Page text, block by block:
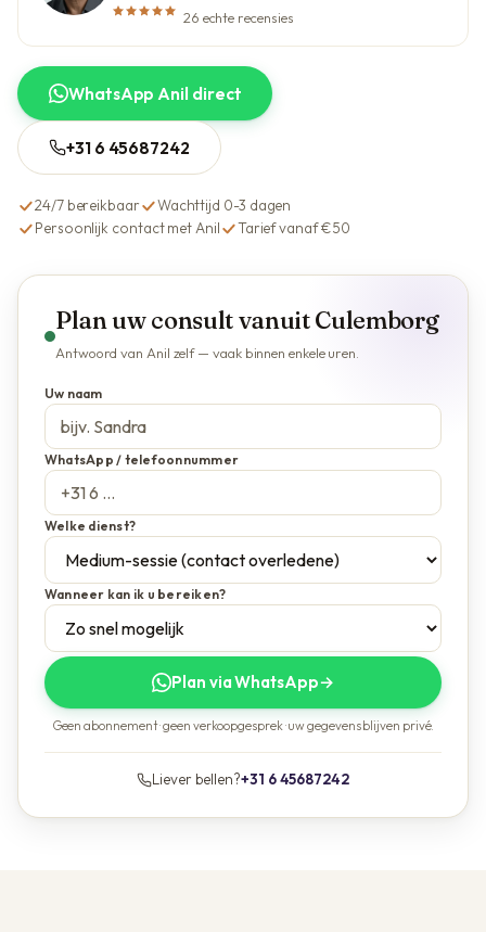
26 echte recensies
WhatsApp Anil direct
+31 6 45687242
24/7 bereikbaar
Wachttijd 0-3 dagen
Persoonlijk contact met Anil
Tarief vanaf €50
Plan uw consult vanuit Culemborg
Antwoord van Anil zelf — vaak binnen enkele uren.
Uw naam
WhatsApp / telefoonnummer
Welke dienst?
Wanneer kan ik u bereiken?
Plan via WhatsApp→
Geen abonnement · geen verkoopgesprek · uw gegevens blijven privé.
Liever bellen?+31 6 45687242